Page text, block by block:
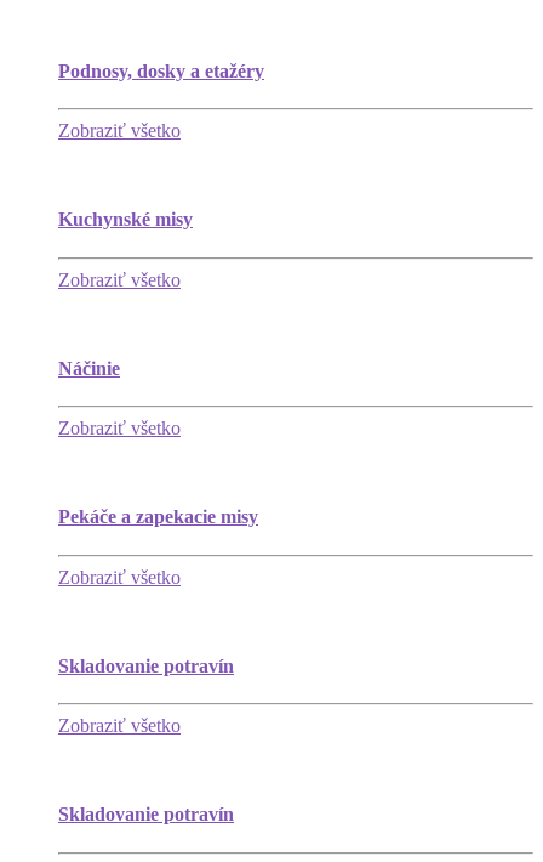
Podnosy, dosky a etažéry
Zobraziť všetko
Kuchynské misy
Zobraziť všetko
Náčinie
Zobraziť všetko
Pekáče a zapekacie misy
Zobraziť všetko
Skladovanie potravín
Zobraziť všetko
Skladovanie potravín